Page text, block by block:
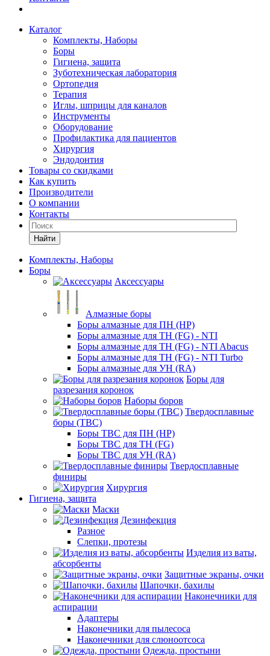
Каталог
Комплекты, Наборы
Боры
Гигиена, защита
Зуботехническая лаборатория
Ортопедия
Терапия
Иглы, шприцы для каналов
Инструменты
Оборудование
Профилактика для пациентов
Хирургия
Эндодонтия
Товары со скидками
Как купить
Производители
О компании
Контакты
Найти
Комплекты, Наборы
Боры
Аксессуары
Алмазные боры
Боры алмазные для ПН (HP)
Боры алмазные для ТН (FG) - NTI
Боры алмазные для ТН (FG) - NTI Abacus
Боры алмазные для ТН (FG) - NTI Turbo
Боры алмазные для УН (RA)
Боры для
разрезания коронок
Наборы боров
Твердосплавные
боры (ТВС)
Боры ТВС для ПН (HP)
Боры ТВС для ТН (FG)
Боры ТВС для УН (RA)
Твердосплавные
финиры
Хирургия
Гигиена, защита
Маски
Дезинфекция
Разное
Слепки, протезы
Изделия из ваты,
абсорбенты
Защитные экраны, очки
Шапочки, бахилы
Наконечники для
аспирации
Адаптеры
Наконечники для пылесоса
Наконечники для слюноотсоса
Одежда, простыни